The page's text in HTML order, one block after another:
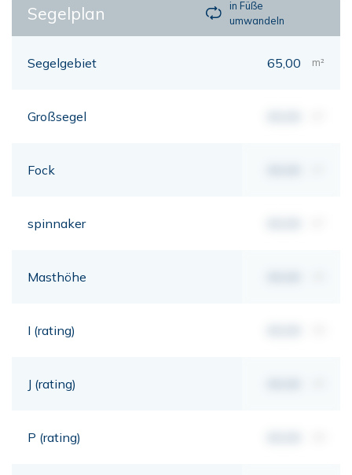
Segelplan
in Füße
umwandeln
Segelgebiet 65,00 m²
Großsegel
Fock
spinnaker
Masthöhe
I (rating)
J (rating)
P (rating)